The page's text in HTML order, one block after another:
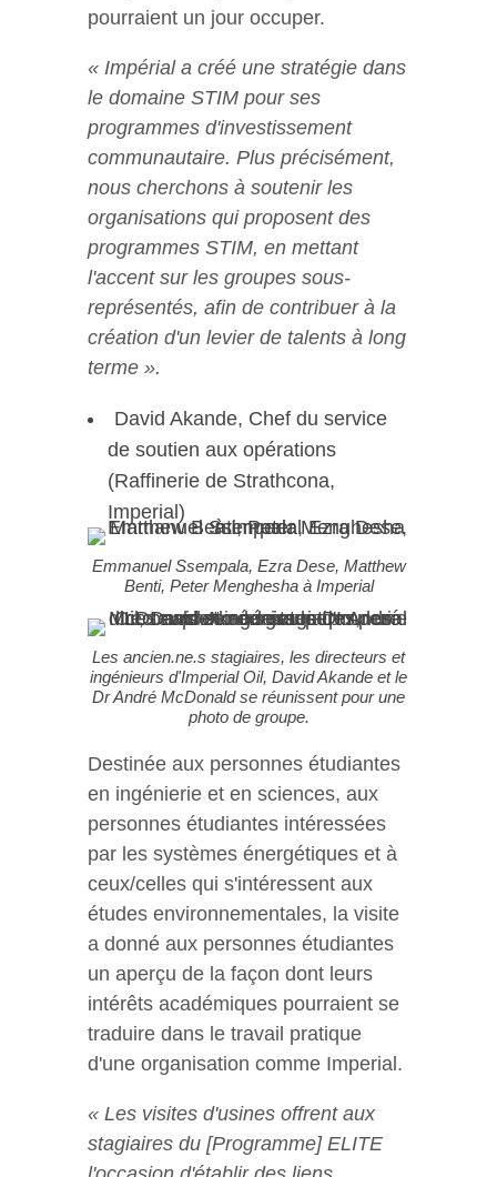
pourraient un jour occuper.
« Impérial a créé une stratégie dans
le domaine STIM pour ses
programmes d'investissement
communautaire. Plus précisément,
nous cherchons à soutenir les
organisations qui proposent des
programmes STIM, en mettant
l'accent sur les groupes sous-
représentés, afin de contribuer à la
création d'un levier de talents à long
terme ».
David Akande, Chef du service
de soutien aux opérations
(Raffinerie de Strathcona,
Imperial)
Emmanuel Ssempala, Ezra Dese, Matthew
Benti, Peter Menghesha à Imperial
Les ancien.ne.s stagiaires, les directeurs et
ingénieurs d'Imperial Oil, David Akande et le
Dr André McDonald se réunissent pour une
photo de groupe.
Destinée aux personnes étudiantes
en ingénierie et en sciences, aux
personnes étudiantes intéressées
par les systèmes énergétiques et à
ceux/celles qui s'intéressent aux
études environnementales, la visite
a donné aux personnes étudiantes
un aperçu de la façon dont leurs
intérêts académiques pourraient se
traduire dans le travail pratique
d'une organisation comme Imperial.
« Les visites d'usines offrent aux
stagiaires du [Programme] ELITE